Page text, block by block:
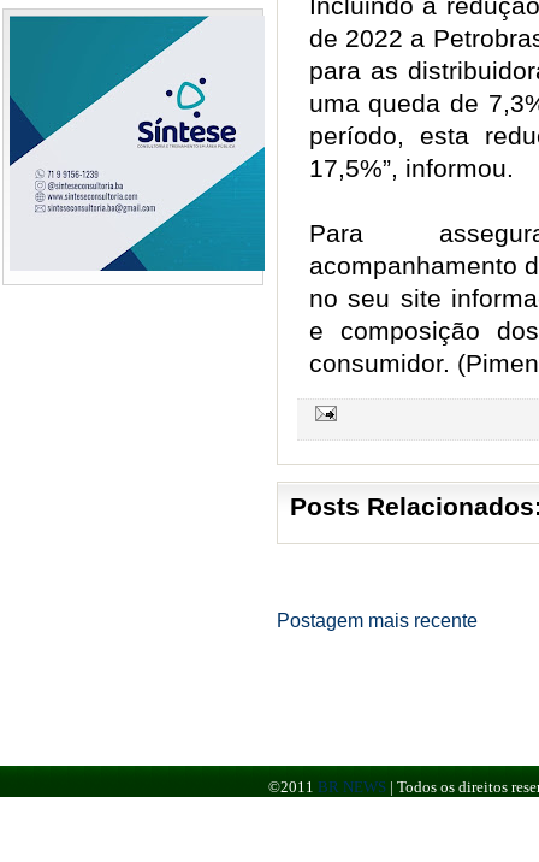
de 2022 a
para as
uma queda de
período, esta
17,5%”, informou.
Para
acompanhamento
no seu site
e composição
consumidor.
Posts
Postagem mais recente
©2011 BR NEWS | Todos os direitos